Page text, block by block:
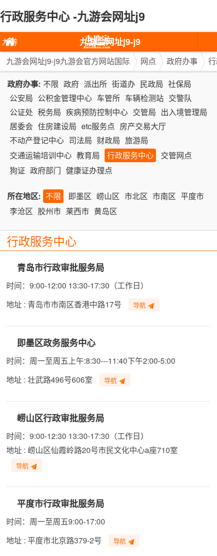
行政服务中心 -九游会网址j9
九游
会网
址j9-
j9九
游会
官方
网站
国际
九游会网址j9-j9
九游会官方网站
国际
九游会网址j9-j9九游会官方网站国际 网点 政府办事
政府办事: 不限 政府 派出所 街道办 民政局 社保局
公安局 公积金管理中心 车管所 车辆检测站 交警队
公证处 税务局 疾病预防控制中心 交管局 出入境管理局
居委会 住房建设局 etc服务点 房产交易大厅
不动产登记中心 司法局 财政局 旅游局
交通运输培训中心 教育局 行政服务中心
交管网点
狗证 政府部门 健康证办理点
所在地区: 不限 即墨区 崂山区 市北区 市南区 平度市
李沧区 胶州市 莱西市 黄岛区
行政服务中心
青岛市行政审批服务局
时间：9:00-12:00 13:30-17:30（工作日）
地址 : 青岛市市南区香港中路17号
导航
即墨区政务服务中心
时间：周一至周五上午:8:30---11:40下午2:00-5:00
地址 : 壮武路496号606室
导航
崂山区行政审批服务局
时间：9:00-12:30 13:30-17:30（工作日）
地址 : 崂山区仙霞岭路20号市民文化中心a座710室
导航
平度市行政审批服务局
时间：周一至周五9:00-17:00
地址 : 平度市北京路379-2号
导航